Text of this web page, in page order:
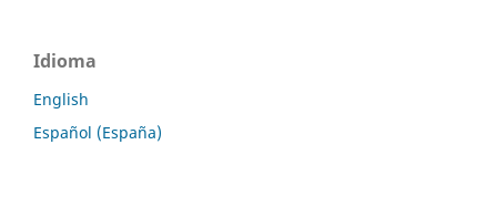
Idioma
English
Español (España)